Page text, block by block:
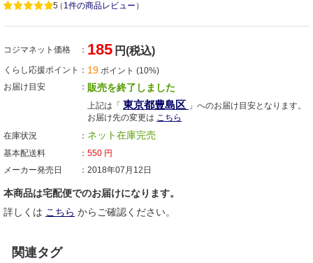
5（ 1件の商品レビュー ）
コジマネット価格 185 円(税込)
くらし応援ポイント 19 ポイント (10%)
お届け目安
販売を終了しました
上記は「 東京都豊島区 」へのお届け目安となります。
お届け先の変更は こちら
在庫状況
ネット在庫完売
基本配送料 550 円
メーカー発売日
2018年07月12日
本商品は宅配便でのお届けになります。
詳しくは こちら からご確認ください。
関連タグ